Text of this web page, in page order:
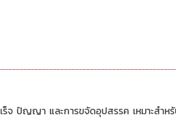
ปัญญา และการขจัดอุปสรรค เหมาะสำหรั